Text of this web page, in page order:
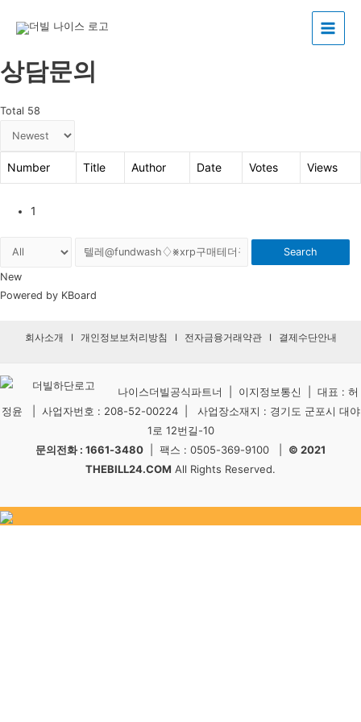
Main
상담문의
Total 58
Number Title Author Date Votes Views
1
Search
New
Powered by KBoard
회사소개 I 개인정보보처리방침 I 전자금융거래약관I 결제수단안내
나이스더빌공식파트너 | 이지정보통신 | 대표 : 허
정윤 | 사업자번호 : 208-52-00224 | 사업장소재지 : 경기도 군포시 대야
1로 12번길-10
문의전화 : 1661-3480 | 팩스 : 0505-369-9100 | © 2021
THEBILL24.COM All Rights Reserved.